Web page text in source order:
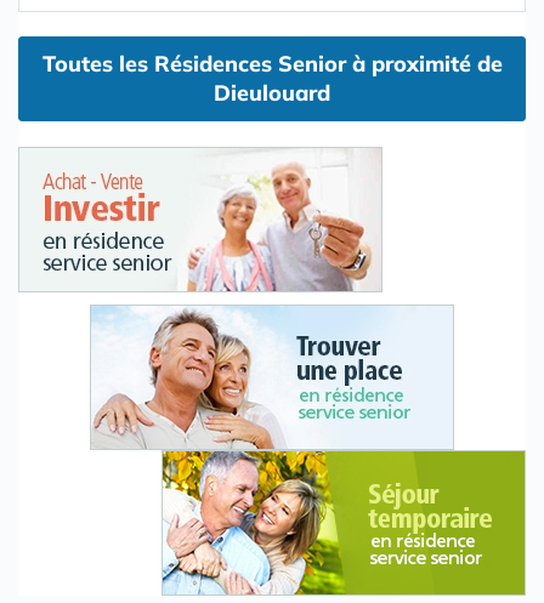
Toutes les Résidences Senior à proximité de
Dieulouard